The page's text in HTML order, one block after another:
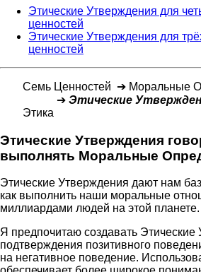
Этические Утверждения для
ценностей
Этические Утверждения для
ценностей
Семь Ценностей ➔ Моральные
➔ Этические
Этика
Этические Утверждения
выполнять Моральные
Этические Утверждения дают нам
как выполнить наши моральные
миллиардами людей на этой планете.
Я предпочитаю создавать Этические
подтверждения позитивного
на негативное поведение.